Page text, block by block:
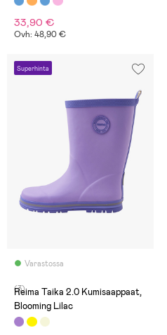
33,90 €
Ovh: 48,90 €
Superhinta
Varastossa
(3)
Reima Taika 2.0 Kumisaappaat,
Blooming Lilac